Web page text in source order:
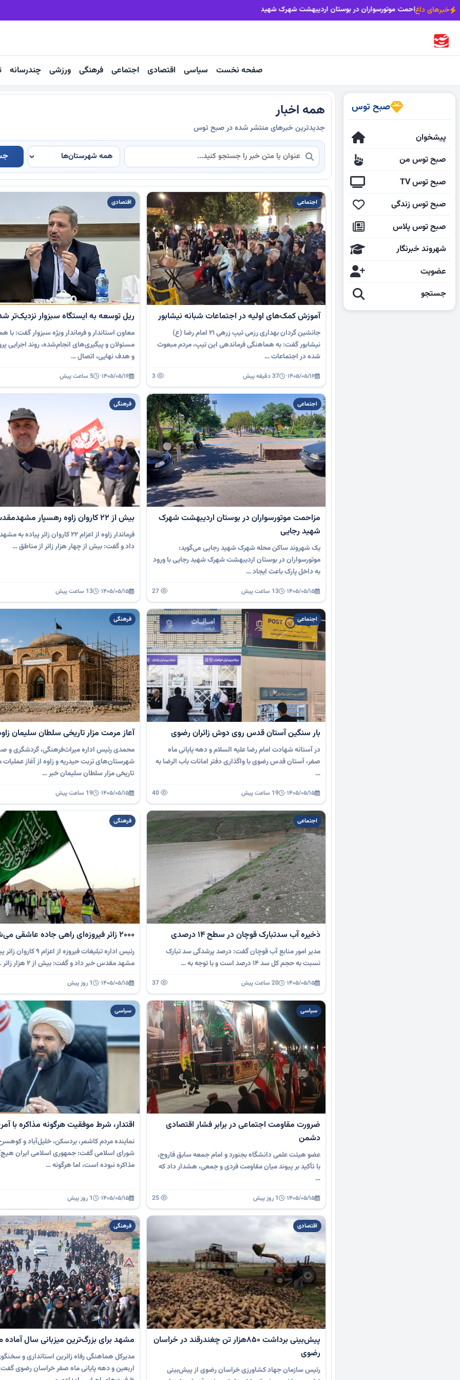
خبرهای داغ
به ایستگاه سبزوار نزدیک‌تر شد مزاحمت موتورسواران در بوستان اردیبهشت شهرک شهید رجایی
صفحه نخست سیاسی اقتصادی اجتماعی فرهنگی ورزشی چندرسانه
صبح توس
پیشخوان
صبح توس من
صبح توس TV
صبح توس زندگی
صبح توس پلاس
شهروند خبرنگار
عضویت
جستجو
همه اخبار
جدیدترین خبرهای منتشر شده در صبح توس
اجتماعی
آموزش کمک‌های اولیه در اجتماعات شبانه نیشابور
جانشین گردان بهداری رزمی تیپ زرهی ۲۱ امام رضا (ع)
نیشابور گفت: به هماهنگی فرماندهی این تیپ، مردم مبعوث
شده در اجتماعات …
۱۴۰۵/۰۵/۱۶· 37 دقیقه پیش
اقتصادی
ریل توسعه به ایستگاه سبزوار نزدیک‌تر
معاون استاندار و فرماندار ویژه سبزوار گفت: با
مسئولان و پیگیری‌های انجام‌شده، روند اجرایی
و هدف نهایی، اتصال …
۱۴۰۵/۰۵/۱۶· 5 ساعت پیش
اجتماعی
مزاحمت موتورسواران در بوستان اردیبهشت شهرک
شهید رجایی
یک شهروند ساکن محله شهرک شهید رجایی می‌گوید:
موتورسواران در بوستان اردیبهشت شهرک شهید رجایی با ورود
به داخل پارک باعث ایجاد …
۱۴۰۵/۰۵/۱۵· 13 ساعت پیش
فرهنگی
بیش از 22 کاروان زاوه رهسپار مشهدمقدس
فرماندار زاوه از اعزام ۲۲ کاروان زائر
داد و گفت: بیش از چهار هزار زائر از مناطق …
۱۴۰۵/۰۵/۱۵· 13 ساعت پیش
اجتماعی
بار سنگین آستان قدس روی دوش زائران رضوی
در آستانه شهادت امام رضا علیه السلام و دهه پایانی ماه
صفر، آستان قدس رضوی با واگذاری دفتر امانات باب الرضا به
…
۱۴۰۵/۰۵/۱۵· 19 ساعت پیش
فرهنگی
آعاز مرمت مزار تاریخی سلطان سلیمان
محمدی رئیس اداره میراث‌فرهنگی، گردشگری و
شهرستان‌های تربت حیدریه و زاوه از آغاز عملیات
تاریخی مزار سلطان سلیمان خبر …
۱۴۰۵/۰۵/۱۵· 19 ساعت پیش
اجتماعی
ذخیره آب سدتبارک قوچان در سطح ۱۴ درصدی
مدیر امور منابع آب قوچان گفت: درصد پرشدگی سد تبارک
نسبت به حجم کل سد ۱۴ درصد است و با توجه به …
۱۴۰۵/۰۵/۱۵· 20 ساعت پیش
فرهنگی
۲۰۰۰ زائر فیروزه‌ای راهی جاده عاشقی می‌شوند
رئیس اداره تبلیغات فیروزه از اعزام
مشهد مقدس خبر داد و گفت: بیش از ۲ هزار زائر …
۱۴۰۵/۰۵/۱۵· 1 روز پیش
سیاسی
ضرورت مقاومت اجتماعی در برابر فشار اقتصادی
دشمن
عضو هیئت علمی دانشگاه بجنورد و امام جمعه سابق فاروج،
با تأکید بر پیوند میان مقاومت فردی و جمعی، هشدار داد که
…
۱۴۰۵/۰۵/۱۵· 1 روز پیش
سیاسی
اقتدار، شرط موفقیت هرگونه مذاکره با
نماینده مردم کاشمر، بردسکن، خلیل‌آباد و
شورای اسلامی گفت: جمهوری اسلامی ایران
مذاکره نبوده است، اما هرگونه …
۱۴۰۵/۰۵/۱۵· 1 روز پیش
اقتصادی
پیش‌بینی برداشت ۸۵۰هزار تن چغندرقند در خراسان
رضوی
رئیس سازمان جهاد کشاورزی خراسان رضوی از پیش‌بینی
فرهنگی
مشهد برای بزرگ‌ترین میزبانی سال
مدیرکل هماهنگی رفاه زائرین استانداری و
اربعین و دهه پایانی ماه صفر خراسان رضوی